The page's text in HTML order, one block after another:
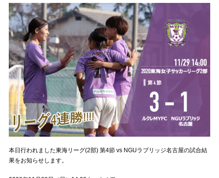
本日行われました東海リーグ(2部) 第4節 vs NGUラブリッジ名古屋の試合結
果をお知らせします。